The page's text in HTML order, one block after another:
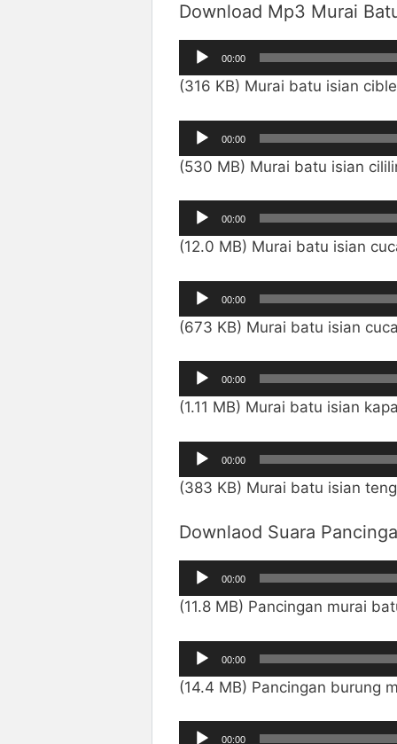
Download Mp3 Murai
Pemutar
Audio
00:00
(316 KB) Murai batu isian
Pemutar
Audio
00:00
(530 MB) Murai batu isian
Pemutar
Audio
00:00
(12.0 MB) Murai batu isian
Pemutar
Audio
00:00
(673 KB) Murai batu isian
Pemutar
Audio
00:00
(1.11 MB) Murai batu isian
Pemutar
Audio
00:00
(383 KB) Murai batu isian
Downlaod Suara
Pemutar
Audio
00:00
(11.8 MB) Pancingan murai
Pemutar
Audio
00:00
(14.4 MB) Pancingan burung
Pemutar00:00